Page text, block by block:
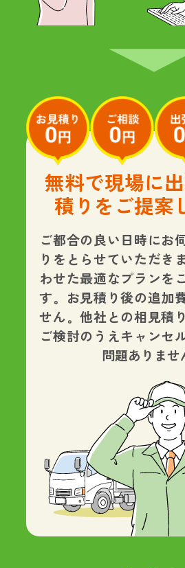
無料で現場に
積りをご提案
ご都合の良い日時にお
りをとらせていただき
わせた最適なプランを
す。
お見積り後の追加
せん。他社との相見積
ご検討のうえキャンセ
問題ありませ